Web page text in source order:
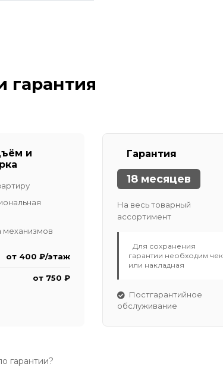
гарантия
и
от 400 ₽/этаж
от 750 ₽
Гарантия
18 месяцев
На весь товарный
ассортимент
Для сохранения
гарантии необходим чек
или накладная
Постгарантийное
обслуживание
гарантии?